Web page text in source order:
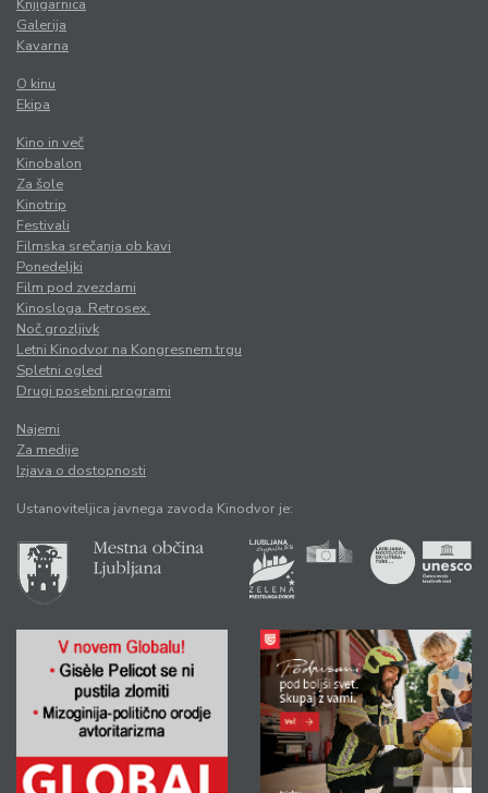
Knjigarnica
Galerija
Kavarna
O kinu
Ekipa
Kino in več
Kinobalon
Za šole
Kinotrip
Festivali
Filmska srečanja ob kavi
Ponedeljki
Film pod zvezdami
Kinosloga. Retrosex.
Noč grozljivk
Letni Kinodvor na Kongresnem trgu
Spletni ogled
Drugi posebni programi
Najemi
Za medije
Izjava o dostopnosti
Ustanoviteljica javnega zavoda Kinodvor je: